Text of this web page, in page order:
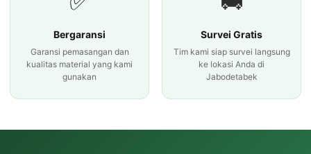
Bergaransi
Garansi pemasangan dan
kualitas material yang kami
gunakan
Survei Gratis
Tim kami siap survei langsung
ke lokasi Anda di
Jabodetabek